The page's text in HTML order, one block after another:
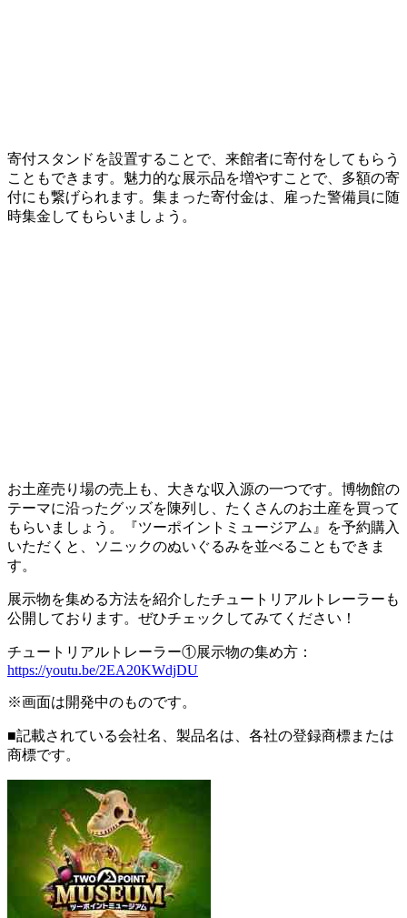
寄付スタンドを設置することで、来館者に寄付をしてもらう
こともできます。魅力的な展示品を増やすことで、多額の寄
付にも繋げられます。集まった寄付金は、雇った警備員に随
時集金してもらいましょう。
お土産売り場の売上も、大きな収入源の一つです。博物館の
テーマに沿ったグッズを陳列し、たくさんのお土産を買って
もらいましょう。『ツーポイントミュージアム』を予約購入
いただくと、ソニックのぬいぐるみを並べることもできま
す。
展示物を集める方法を紹介したチュートリアルトレーラーも
公開しております。ぜひチェックしてみてください！
チュートリアルトレーラー①展示物の集め方：
https://youtu.be/2EA20KWdjDU
※画面は開発中のものです。
■記載されている会社名、製品名は、各社の登録商標または
商標です。